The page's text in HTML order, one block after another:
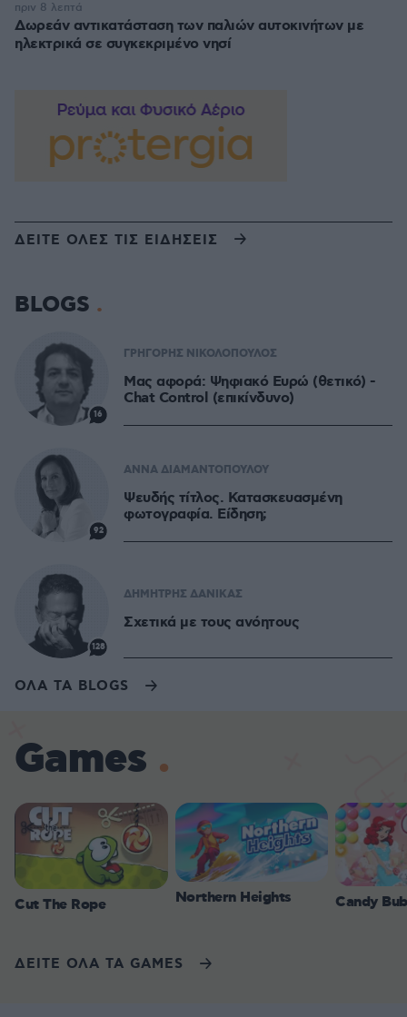
Δωρεάν αντικατάσταση των παλιών αυτοκινήτων με
ηλεκτρικά σε συγκεκριμένο νησί
πριν 8 λεπτά
ΔΕΙΤΕ ΟΛΕΣ ΤΙΣ ΕΙΔΗΣΕΙΣ
BLOGS
16
ΓΡΗΓΟΡΗΣ ΝΙΚΟΛΟΠΟΥΛΟΣ
Μας αφορά: Ψηφιακό Ευρώ (θετικό) -
Chat Control (επικίνδυνο)
92
ΑΝΝΑ ΔΙΑΜΑΝΤΟΠΟΥΛΟΥ
Ψευδής τίτλος. Κατασκευασμένη
φωτογραφία. Είδηση;
128
ΔΗΜΗΤΡΗΣ ΔΑΝΙΚΑΣ
Σχετικά με τους ανόητους
ΟΛΑ ΤΑ BLOGS
Games
Cut The Rope Northern Heights Candy
ΔΕΙΤΕ ΟΛΑ ΤΑ GAMES